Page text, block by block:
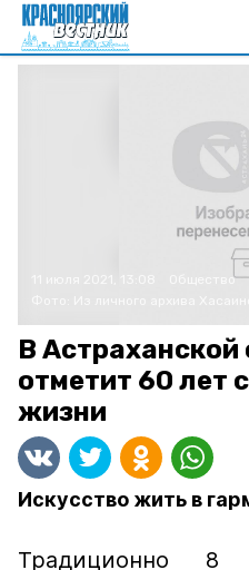
Общество
В Астраханской
отметит 60 лет
жизни
Искусство жить в
Традиционно